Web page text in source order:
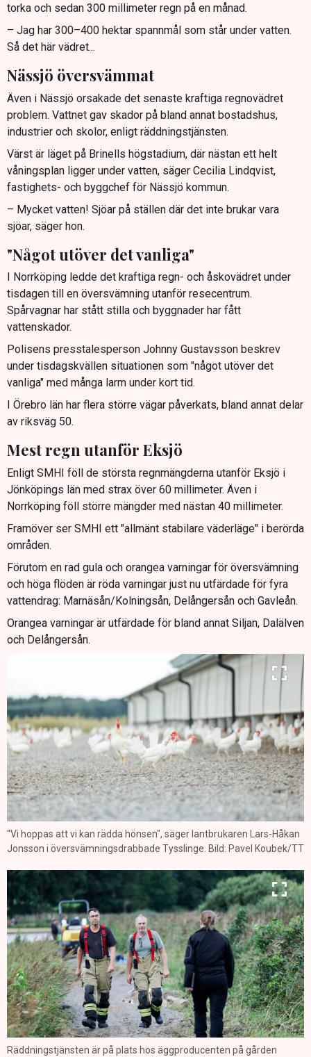
torka och sedan 300 millimeter regn på en månad.
– Jag har 300–400 hektar spannmål som står under vatten.
Så det här vädret...
Nässjö översvämmat
Även i Nässjö orsakade det senaste kraftiga regnovädret
problem. Vattnet gav skador på bland annat bostadshus,
industrier och skolor, enligt räddningstjänsten.
Värst är läget på Brinells högstadium, där nästan ett helt
våningsplan ligger under vatten, säger Cecilia Lindqvist,
fastighets- och byggchef för Nässjö kommun.
– Mycket vatten! Sjöar på ställen där det inte brukar vara
sjöar, säger hon.
"Något utöver det vanliga"
I Norrköping ledde det kraftiga regn- och åskovädret under
tisdagen till en översvämning utanför resecentrum.
Spårvagnar har stått stilla och byggnader har fått
vattenskador.
Polisens presstalesperson Johnny Gustavsson beskrev
under tisdagskvällen situationen som "något utöver det
vanliga" med många larm under kort tid.
I Örebro län har flera större vägar påverkats, bland annat delar
av riksväg 50.
Mest regn utanför Eksjö
Enligt SMHI föll de största regnmängderna utanför Eksjö i
Jönköpings län med strax över 60 millimeter. Även i
Norrköping föll större mängder med nästan 40 millimeter.
Framöver ser SMHI ett "allmänt stabilare väderläge" i berörda
områden.
Förutom en rad gula och orangea varningar för översvämning
och höga flöden är röda varningar just nu utfärdade för fyra
vattendrag: Marnäsån/Kolningsån, Delångersån och Gavleån.
Orangea varningar är utfärdade för bland annat Siljan, Dalälven
och Delångersån.
"Vi hoppas att vi kan rädda hönsen", säger lantbrukaren Lars-Håkan
Jonsson i översvämningsdrabbade Tysslinge. Bild: Pavel Koubek/TT
Räddningstjänsten är på plats hos äggproducenten på gården